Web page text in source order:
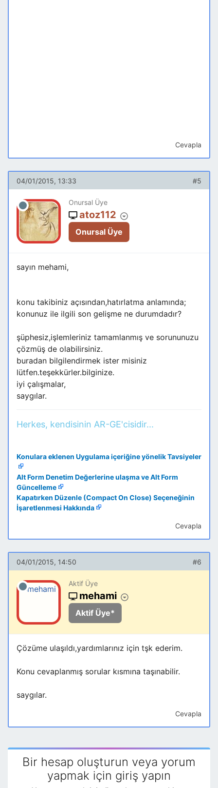
Cevapla
04/01/2015, 13:33 #5
Onursal Üye
atoz112
Onursal Üye
sayın mehami,
konu takibiniz açısından,hatırlatma anlamında;
konunuz ile ilgili son gelişme ne durumdadır?
şüphesiz,işlemleriniz tamamlanmış ve sorununuzu
çözmüş de olabilirsiniz.
buradan bilgilendirmek ister misiniz
lütfen.teşekkürler.bilginize.
iyi çalışmalar,
saygılar.
Herkes, kendisinin AR-GE'cisidir...
Konulara eklenen Uygulama içeriğine yönelik Tavsiyeler
Alt Form Denetim Değerlerine ulaşma ve Alt Form
Güncelleme
Kapatırken Düzenle (Compact On Close) Seçeneğinin
İşaretlenmesi Hakkında
Cevapla
04/01/2015, 14:50 #6
Aktif Üye
mehami
Aktif Üye*
Çözüme ulaşıldı,yardımlarınız için tşk ederim.
Konu cevaplanmış sorular kısmına taşınabilir.
saygılar.
Cevapla
Bir hesap oluşturun veya yorum
yapmak için giriş yapın